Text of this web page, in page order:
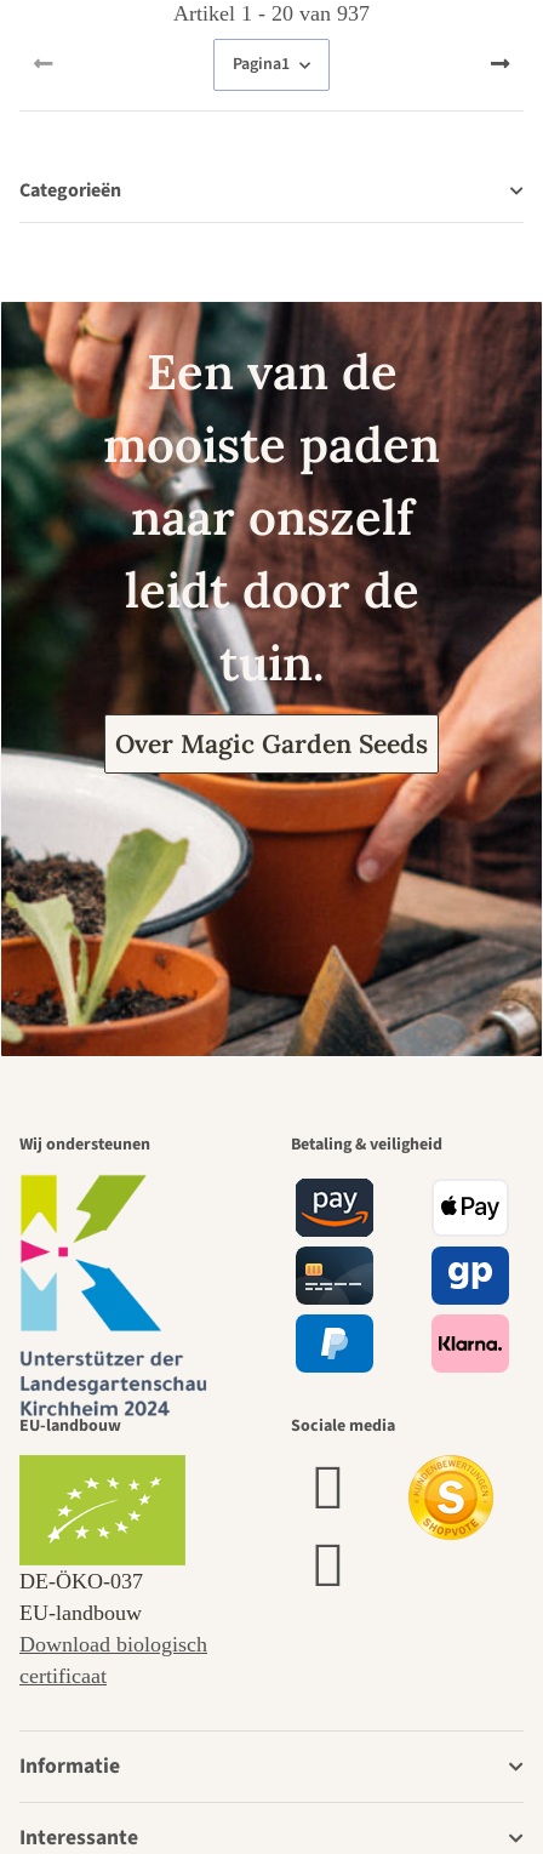
Artikel 1 - 20 van 937
Pagina1
Categorieën
Een van de
mooiste paden
naar onszelf
leidt door de
tuin.
Over Magic Garden Seeds
Wij ondersteunen Betaling & veiligheid
EU-landbouw
DE‑ÖKO‑037
EU-landbouw
Download biologisch
certificaat
Sociale media
Informatie
Interessante